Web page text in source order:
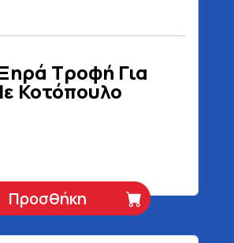
Τροφή Για
Κοτόπουλο
& Δημητριακά 2
Προσθήκη